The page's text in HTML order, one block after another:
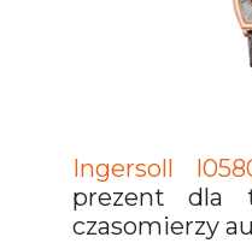
Ingersoll
prezent dla
czasomierzy